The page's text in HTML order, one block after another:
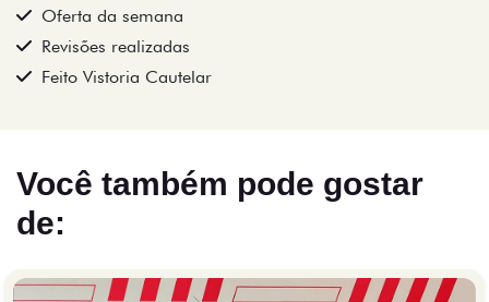
Oferta da semana
Revisões realizadas
Feito Vistoria Cautelar
Você também pode gostar
de: